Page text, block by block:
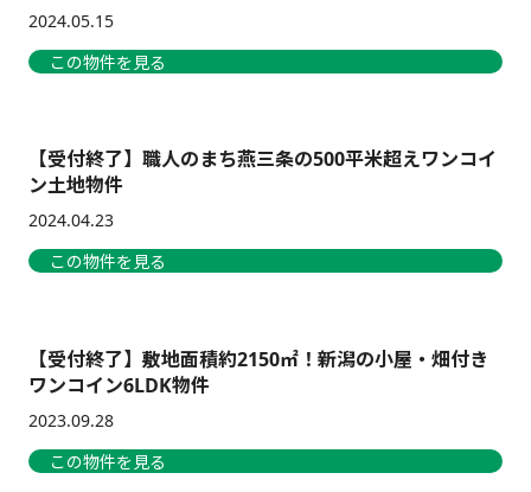
2024.05.15
この物件を見る
【受付終了】職人のまち燕三条の500平米超えワンコイ
ン土地物件
2024.04.23
この物件を見る
【受付終了】敷地面積約2150㎡！新潟の小屋・畑付き
ワンコイン6LDK物件
2023.09.28
この物件を見る